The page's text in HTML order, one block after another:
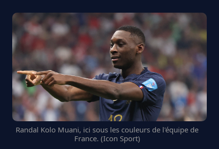
Randal Kolo Muani, ici sous les couleurs de l'équipe de
France. (Icon Sport)